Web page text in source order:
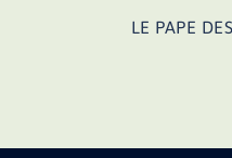
LE PAPE